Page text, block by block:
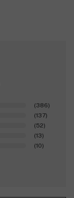
(386)
(137)
(52)
(13)
(10)